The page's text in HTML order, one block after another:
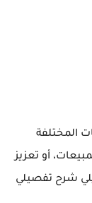
المختلفة
أو تعزيز
يلي شرح تفصيلي